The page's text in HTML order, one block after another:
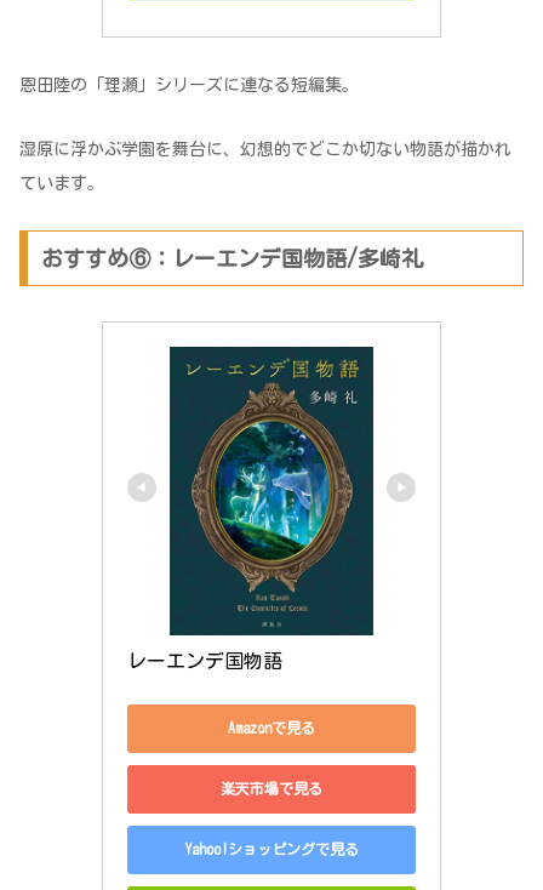
恩田陸の「理瀬」シリーズに連なる短編集。
湿原に浮かぶ学園を舞台に、幻想的でどこか切ない物語が描かれ
ています。
おすすめ⑥：レーエンデ国物語/多崎礼
レーエンデ国物語
Amazonで見る
楽天市場で見る
Yahoo!ショッピングで見る